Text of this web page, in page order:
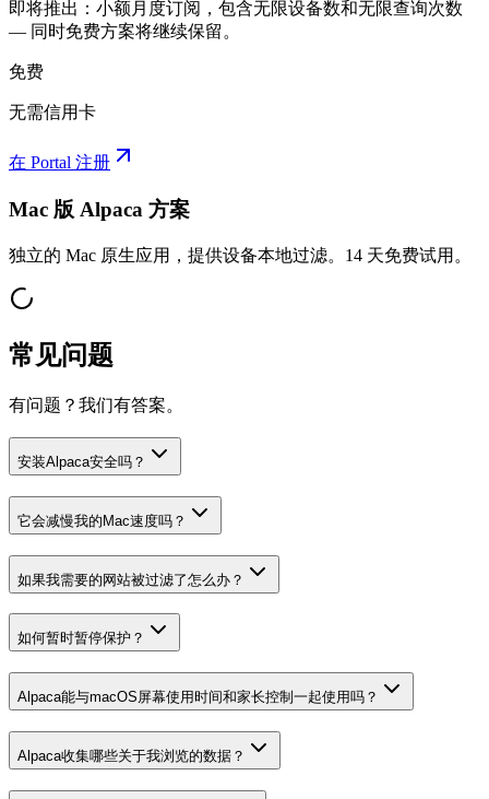
即将推出：小额月度订阅，包含无限设备数和无限查询次数
— 同时免费方案将继续保留。
免费
无需信用卡
在 Portal 注册
Mac 版 Alpaca 方案
独立的 Mac 原生应用，提供设备本地过滤。14 天免费试用。
常见问题
有问题？我们有答案。
安装Alpaca安全吗？
它会减慢我的Mac速度吗？
如果我需要的网站被过滤了怎么办？
如何暂时暂停保护？
Alpaca能与macOS屏幕使用时间和家长控制一起使用吗？
Alpaca收集哪些关于我浏览的数据？